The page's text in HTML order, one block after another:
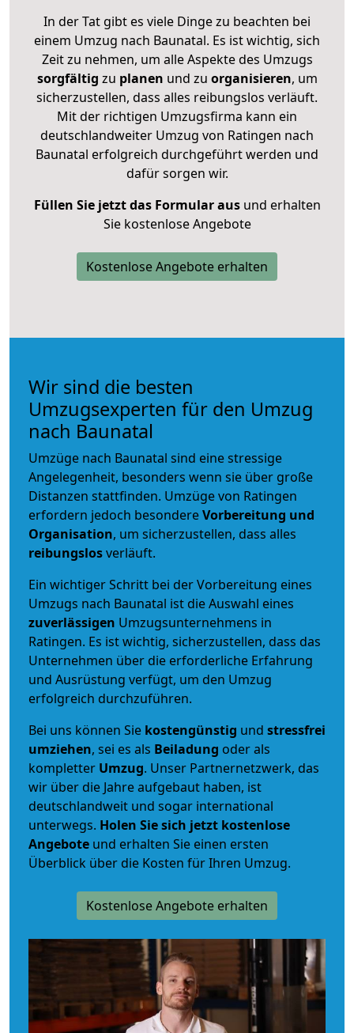
In der Tat gibt es viele Dinge zu beachten bei
einem Umzug nach Baunatal. Es ist wichtig, sich
Zeit zu nehmen, um alle Aspekte des Umzugs
sorgfältig zu planen und zu organisieren, um
sicherzustellen, dass alles reibungslos verläuft.
Mit der richtigen Umzugsfirma kann ein
deutschlandweiter Umzug von Ratingen nach
Baunatal erfolgreich durchgeführt werden und
dafür sorgen wir.
Füllen Sie jetzt das Formular ausund erhalten
Sie kostenlose Angebote
Kostenlose Angebote erhalten
Wir sind die besten
Umzugsexperten für den Umzug
nach Baunatal
Umzüge nach Baunatal sind eine stressige
Angelegenheit, besonders wenn sie über große
Distanzen stattfinden. Umzüge von Ratingen
erfordern jedoch besondereVorbereitung und
Organisation, um sicherzustellen, dass alles
reibungslosverläuft.
Ein wichtiger Schritt bei der Vorbereitung eines
Umzugs nach Baunatal ist die Auswahl eines
zuverlässigen Umzugsunternehmens in
Ratingen. Es ist wichtig, sicherzustellen, dass das
Unternehmen über die erforderliche Erfahrung
und Ausrüstung verfügt, um den Umzug
erfolgreich durchzuführen.
Bei uns können Sie kostengünstig und stressfrei
umziehen, sei es als Beiladung oder als
kompletter Umzug. Unser Partnernetzwerk, das
wir über die Jahre aufgebaut haben, ist
deutschlandweit und sogar international
unterwegs. Holen Sie sich jetzt kostenlose
Angebote und erhalten Sie einen ersten
Überblick über die Kosten für Ihren Umzug.
Kostenlose Angebote erhalten